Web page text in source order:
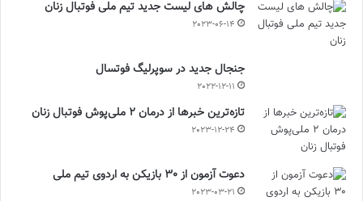
چالش هاى ليست جدید تيم ملى فوتبال زنان
2023-06-14
جنجال جدید در سوپرلیگ فوتسال
2022-12-11
تازه‌ترین خبرها از درمان ۲ ملی‌پوش فوتبال زنان
2023-12-24
دعوت آزمون از 30 بازیکن به اردوی تیم ملی
2023-03-21